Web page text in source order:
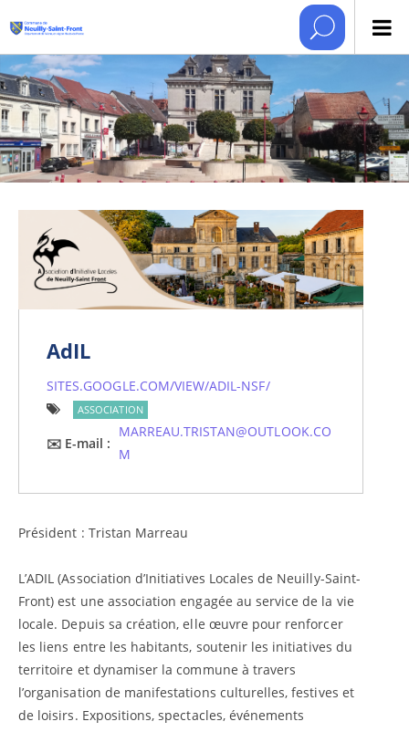
AdIL
SITES.GOOGLE.COM/VIEW/ADIL-NSF/
ASSOCIATION
E-mail
MARREAU.TRISTAN@OUTLOOK.CO
M
Président : Tristan Marreau
L’ADIL (Association d’Initiatives Locales de Neuilly-Saint-
Front) est une association engagée au service de la vie
locale. Depuis sa création, elle œuvre pour renforcer
les liens entre les habitants, soutenir les initiatives du
territoire et dynamiser la commune à travers
l’organisation de manifestations culturelles, festives et
de loisirs. Expositions, spectacles, événements